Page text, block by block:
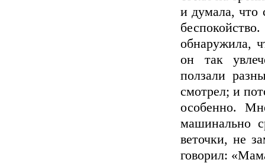
и думала, что
обнаружила,
он так
ползали
смотрел; и
особенно.
машинально
веточки, не
говорил: